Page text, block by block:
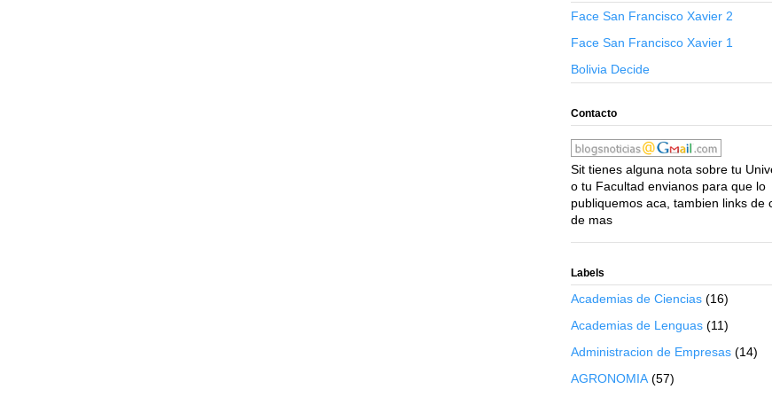
Face San Francisco Xavier 2
Face San Francisco Xavier 1
Bolivia Decide
Contacto
Sit tienes alguna nota sobre tu
o tu Facultad envianos para que lo
publiquemos aca, tambien links de
de mas
Labels
Academias de Ciencias (16)
Academias de Lenguas (11)
Administracion de Empresas (14)
AGRONOMIA (57)